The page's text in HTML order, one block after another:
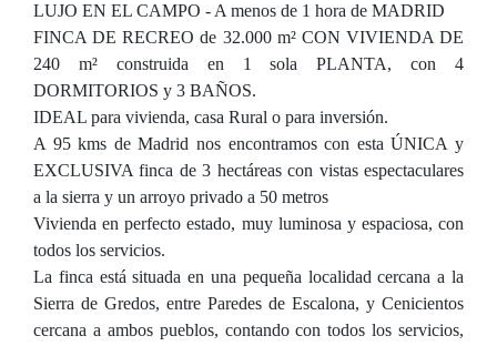
LUJO EN EL CAMPO - A menos de 1 hora de MADRID
FINCA DE RECREO de 32.000 m² CON VIVIENDA DE
240 m² construida en 1 sola PLANTA, con 4
DORMITORIOS y 3 BAÑOS.
IDEAL para vivienda, casa Rural o para inversión.
A 95 kms de Madrid nos encontramos con esta ÚNICA y
EXCLUSIVA finca de 3 hectáreas con vistas espectaculares
a la sierra y un arroyo privado a 50 metros
Vivienda en perfecto estado, muy luminosa y espaciosa, con
todos los servicios.
La finca está situada en una pequeña localidad cercana a la
Sierra de Gredos, entre Paredes de Escalona, y Cenicientos
cercana a ambos pueblos, contando con todos los servicios,